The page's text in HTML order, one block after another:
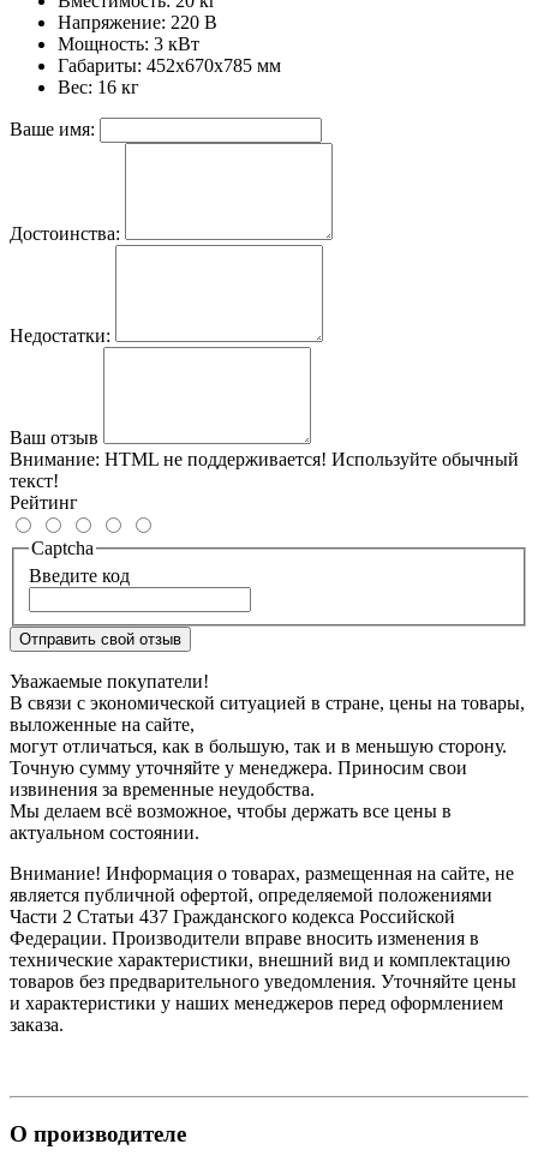
Напряжение: 220 В
Мощность: 3 кВт
Габариты: 452х670х785 мм
Вес: 16 кг
Ваше имя:
Достоинства:
Недостатки:
Ваш отзыв
Внимание: HTML не поддерживается! Используйте обычный
текст!
Рейтинг
Captcha
Введите код
Отправить свой отзыв
Уважаемые покупатели!
В связи с экономической ситуацией в стране, цены на товары,
выложенные на сайте,
могут отличаться, как в большую, так и в меньшую сторону.
Точную сумму уточняйте у менеджера. Приносим свои
извинения за временные неудобства.
Мы делаем всё возможное, чтобы держать все цены в
актуальном состоянии.
Внимание! Информация о товарах, размещенная на сайте, не
является публичной офертой, определяемой положениями
Части 2 Статьи 437 Гражданского кодекса Российской
Федерации. Производители вправе вносить изменения в
технические характеристики, внешний вид и комплектацию
товаров без предварительного уведомления. Уточняйте цены
и характеристики у наших менеджеров перед оформлением
заказа.
О производителе